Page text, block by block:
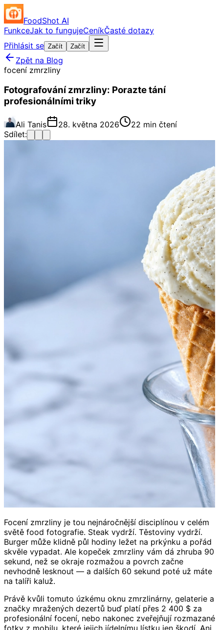
FoodShot AI
FunkceJak to fungujeCeníkČasté dotazy
Přihlásit se Začít Začít
Zpět na Blog
focení zmrzliny
Fotografování zmrzliny: Porazte tání
profesionálními triky
Ali Tanis 28. května 2026
22 min čtení
Sdílet:
Focení zmrzliny je tou nejnáročnější disciplínou v celém
světě food fotografie. Steak vydrží. Těstoviny vydrží.
Burger může klidně půl hodiny ležet na prkýnku a pořád
skvěle vypadat. Ale kopeček zmrzliny vám dá zhruba 90
sekund, než se okraje rozmažou a povrch začne
nevhodně lesknout — a dalších 60 sekund poté už máte
na talíři kaluž.
Právě kvůli tomuto úzkému oknu zmrzlinárny, gelaterie a
značky mražených dezertů buď platí přes 2 400 $ za
profesionální focení, nebo nakonec zveřejňují rozmazané